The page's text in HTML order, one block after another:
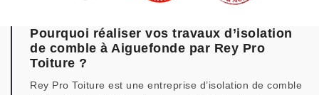
Pourquoi réaliser vos travaux d’isolation
de comble à Aiguefonde par Rey Pro
Toiture ?
Rey Pro Toiture est une entreprise d’isolation de comble